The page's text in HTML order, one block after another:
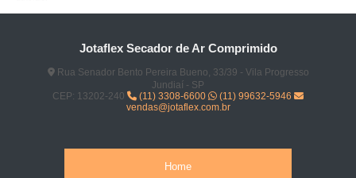
Jotaflex Secador de Ar Comprimido
Rua Senador Bento Pereira Bueno, 33/39 - Vila Progresso
Jundiaí - SP
CEP: 13202-240
(11) 3308-6600
(11) 99632-5946
vendas@jotaflex.com.br
Home